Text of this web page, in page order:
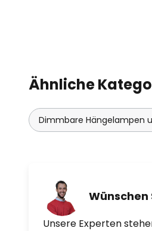
Ähnliche
Dimmbare Hängelampen
Wünschen
Unsere Experten